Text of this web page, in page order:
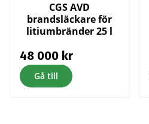
CGS AVD
brandsläckare för
litiumbränder 25 l
48 000 kr
Gå till